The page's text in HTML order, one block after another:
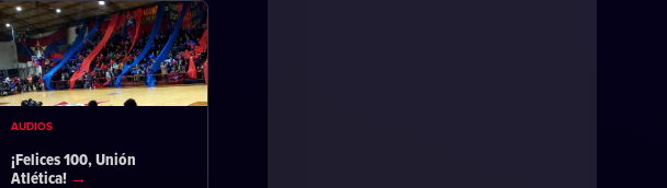
AUDIOS
¡Felices 100, Unión
Atlética!